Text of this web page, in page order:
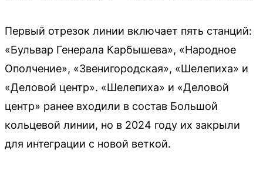
Первый отрезок линии включает пять станций:
«Бульвар Генерала Карбышева», «Народное
Ополчение», «Звенигородская», «Шелепиха» и
«Деловой центр». «Шелепиха» и «Деловой
центр» ранее входили в состав Большой
кольцевой линии, но в 2024 году их закрыли
для интеграции с новой веткой.